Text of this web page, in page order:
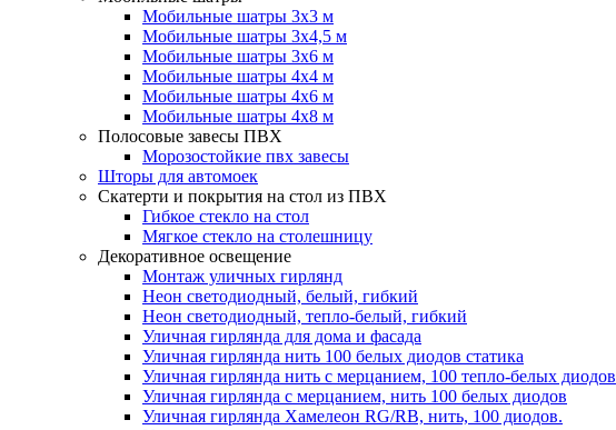
Мобильные шатры 3х3 м
Мобильные шатры 3х4,5 м
Мобильные шатры 3х6 м
Мобильные шатры 4х4 м
Мобильные шатры 4х6 м
Мобильные шатры 4х8 м
Полосовые завесы ПВХ
Морозостойкие пвх завесы
Шторы для автомоек
Скатерти и покрытия на стол из ПВХ
Гибкое стекло на стол
Мягкое стекло на столешницу
Декоративное освещение
Монтаж уличных гирлянд
Неон светодиодный, белый, гибкий
Неон светодиодный, тепло-белый, гибкий
Уличная гирлянда для дома и фасада
Уличная гирлянда нить 100 белых диодов статика
Уличная гирлянда нить с мерцанием, 100 тепло-белых диодов
Уличная гирлянда с мерцанием, нить 100 белых диодов
Уличная гирлянда Хамелеон RG/RB, нить, 100 диодов.